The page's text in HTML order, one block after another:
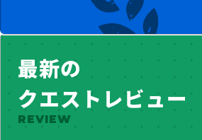
最新の
クエストレビュー
REVIEW